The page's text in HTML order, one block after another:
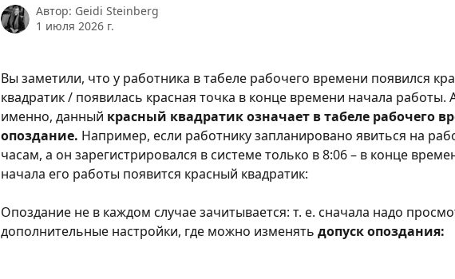
Автор: Geidi Steinberg
1 июля 2026 г.
Вы заметили, что у работника в табеле рабочего времени появился
квадратик / появилась красная точка в конце времени начала работы.
именно, данный красный квадратик означает в табеле рабочего
опоздание. Например, если работнику запланировано явиться на
часам, а он зарегистрировался в системе только в 8:06 – в конце
начала его работы появится красный квадратик:
Опоздание не в каждом случае зачитывается: т. е. сначала надо
дополнительные настройки, где можно изменять допуск опоздания: